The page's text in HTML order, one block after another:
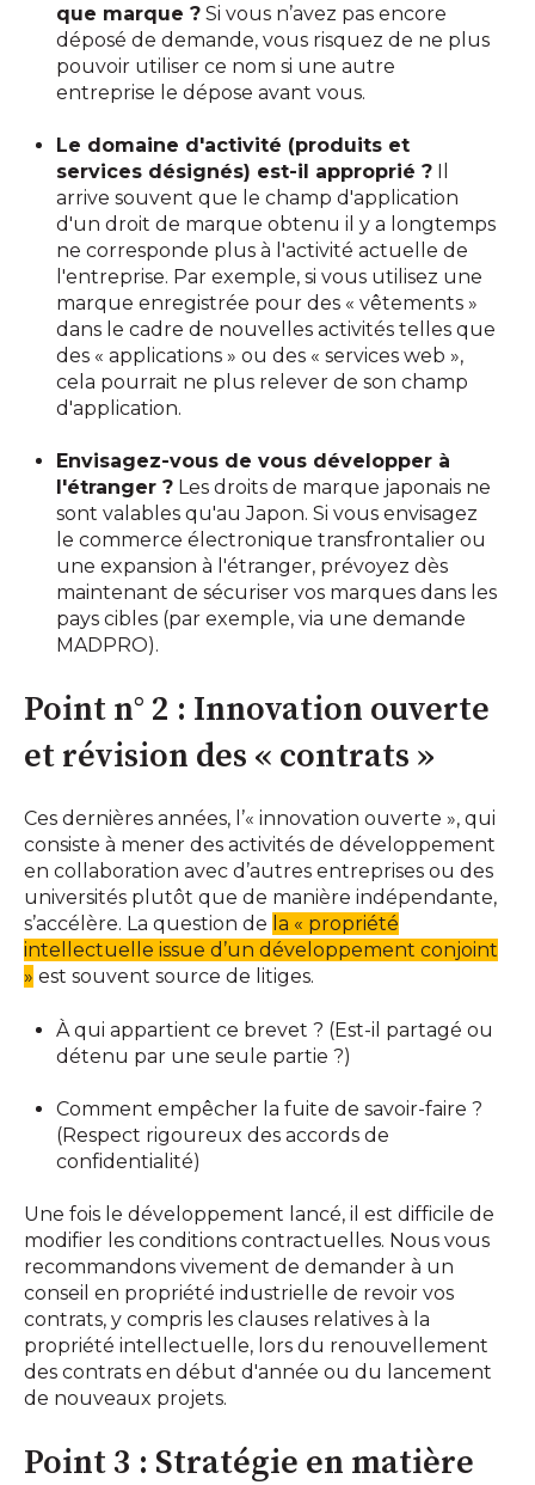
que marque ? Si vous n’avez pas encore
déposé de demande, vous risquez de ne plus
pouvoir utiliser ce nom si une autre
entreprise le dépose avant vous.
Le domaine d'activité (produits et
services désignés) est-il approprié ? Il
arrive souvent que le champ d'application
d'un droit de marque obtenu il y a longtemps
ne corresponde plus à l'activité actuelle de
l'entreprise. Par exemple, si vous utilisez une
marque enregistrée pour des « vêtements »
dans le cadre de nouvelles activités telles que
des « applications » ou des « services web »,
cela pourrait ne plus relever de son champ
d'application.
Envisagez-vous de vous développer à
l'étranger ? Les droits de marque japonais ne
sont valables qu'au Japon. Si vous envisagez
le commerce électronique transfrontalier ou
une expansion à l'étranger, prévoyez dès
maintenant de sécuriser vos marques dans les
pays cibles (par exemple, via une demande
MADPRO).
Point n° 2 : Innovation ouverte
et révision des « contrats »
Ces dernières années, l’« innovation ouverte », qui
consiste à mener des activités de développement
en collaboration avec d’autres entreprises ou des
universités plutôt que de manière indépendante,
s’accélère. La question de la « propriété
intellectuelle issue d’un développement conjoint
» est souvent source de litiges.
À qui appartient ce brevet ? (Est-il partagé ou
détenu par une seule partie ?)
Comment empêcher la fuite de savoir-faire ?
(Respect rigoureux des accords de
confidentialité)
Une fois le développement lancé, il est difficile de
modifier les conditions contractuelles. Nous vous
recommandons vivement de demander à un
conseil en propriété industrielle de revoir vos
contrats, y compris les clauses relatives à la
propriété intellectuelle, lors du renouvellement
des contrats en début d'année ou du lancement
de nouveaux projets.
Point 3 : Stratégie en matière